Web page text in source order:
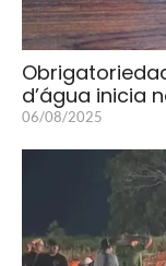
d’água inicia
06/08/2025